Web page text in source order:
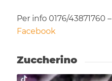
Per info 0176/43871760 –
Facebook
Zuccherino